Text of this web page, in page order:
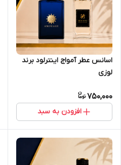
اسانس عطر آمواج اینترلود برند
لوزی
750,000
افزودن به سبد